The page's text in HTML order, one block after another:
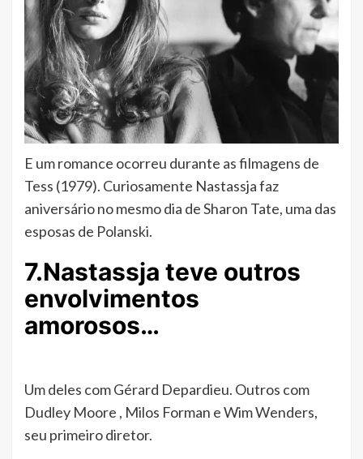
E um romance ocorreu durante as filmagens de
Tess (1979). Curiosamente Nastassja faz
aniversário no mesmo dia de Sharon Tate, uma das
esposas de Polanski.
7.Nastassja teve outros
envolvimentos
amorosos…
Um deles com Gérard Depardieu. Outros com
Dudley Moore , Milos Forman e Wim Wenders,
seu primeiro diretor.